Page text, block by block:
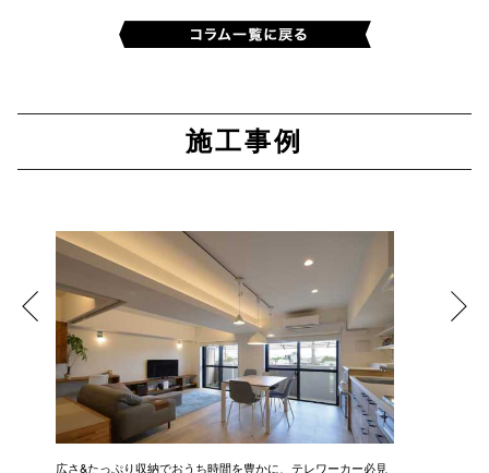
施工事例
広さ&たっぷり収納でおうち時間を豊かに、テレワーカー必見